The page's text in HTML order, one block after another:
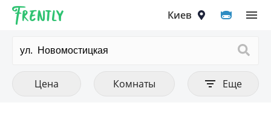
Frently Киев
Выберите город
КиевЦена
Цена Очистить все
Цена от
Комнаты
Количество комнат Очистить
1 комнатная
Еще
Фильтры Очистить все
Тип аренды